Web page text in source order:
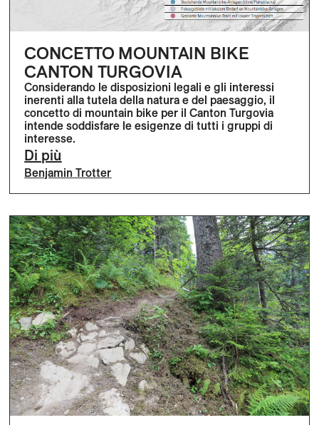
CONCETTO MOUNTAIN BIKE
CANTON TURGOVIA
Considerando le disposizioni legali e gli interessi
inerenti alla tutela della natura e del paesaggio, il
concetto di mountain bike per il Canton Turgovia
intende soddisfare le esigenze di tutti i gruppi di
interesse.
Di più
Benjamin Trotter